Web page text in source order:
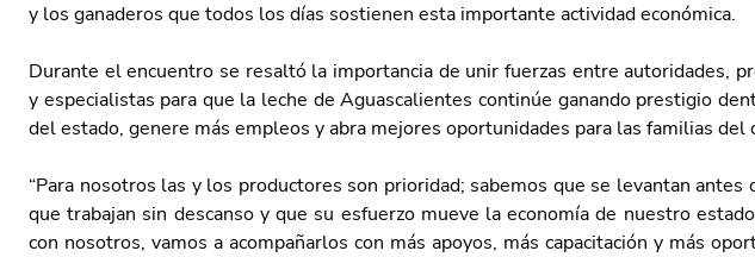
y los ganaderos que todos los días sostienen esta importante actividad económica.
Durante el encuentro se resaltó la importancia de unir fuerzas entre autoridades,
y especialistas para que la leche de Aguascalientes continúe ganando prestigio
del estado, genere más empleos y abra mejores oportunidades para las familias del
“Para nosotros las y los productores son prioridad; sabemos que se levantan antes
que trabajan sin descanso y que su esfuerzo mueve la economía de nuestro
con nosotros, vamos a acompañarlos con más apoyos, más capacitación y más